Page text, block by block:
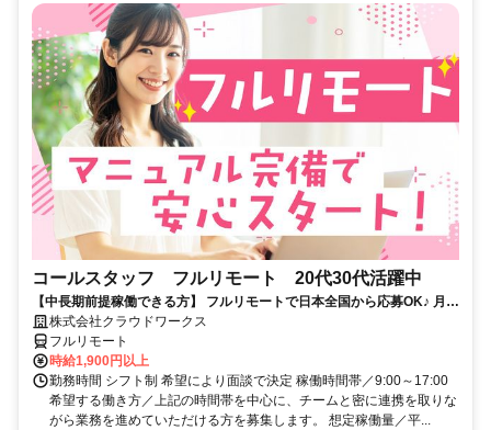
コールスタッフ フルリモート 20代30代活躍中
【中長期前提稼働できる方】 フルリモートで日本全国から応募OK♪ 月稼
働80時間で安定収入！
株式会社クラウドワークス
フルリモート
時給1,900円以上
勤務時間 シフト制 希望により面談で決定 稼働時間帯／9:00～17:00
希望する働き方／上記の時間帯を中心に、チームと密に連携を取りな
がら業務を進めていただける方を募集します。 想定稼働量／平...